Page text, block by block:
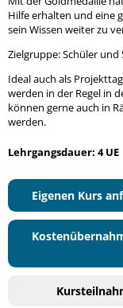
Hilfe erhalten und eine
sein Wissen weiter zu
Zielgruppe: Schüler und
Ideal auch als
werden in der Regel in
können gerne auch in
werden.
Lehrgangsdauer: 4 UE
Eigenen Kurs